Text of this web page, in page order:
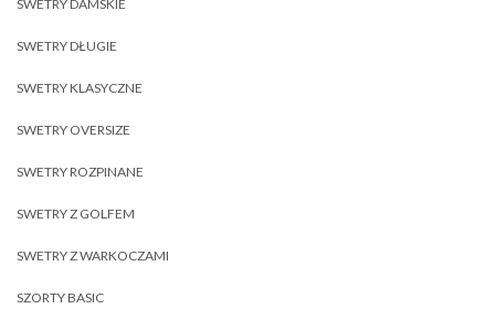
SWETRY DAMSKIE
SWETRY DŁUGIE
SWETRY KLASYCZNE
SWETRY OVERSIZE
SWETRY ROZPINANE
SWETRY Z GOLFEM
SWETRY Z WARKOCZAMI
SZORTY BASIC